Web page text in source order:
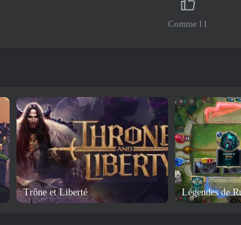
Comme 11
Trône et Liberté